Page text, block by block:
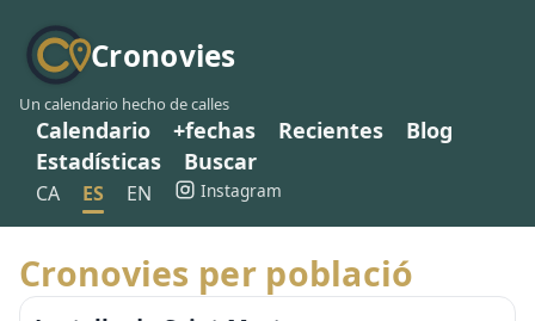
Cronovies
Un calendario hecho de calles
Calendario +fechas Recientes
Blog
Estadísticas
Buscar
CA ES EN Instagram
Cronovies per població